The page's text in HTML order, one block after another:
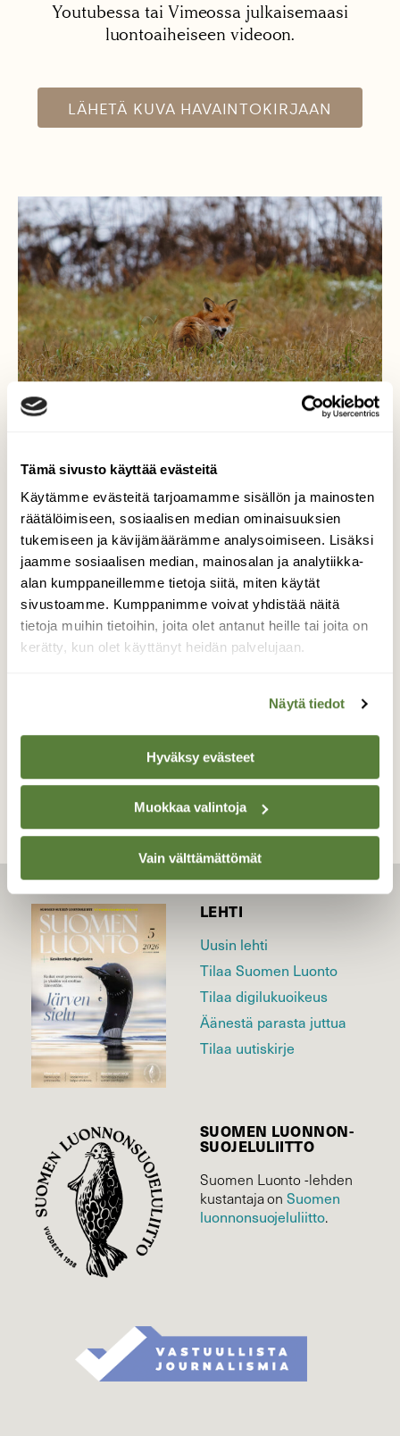
Tämä sivusto käyttää evästeitä
Käytämme evästeitä tarjoamamme sisällön ja mainosten
räätälöimiseen, sosiaalisen median ominaisuuksien
tukemiseen ja kävijämäärämme analysoimiseen. Lisäksi
jaamme sosiaalisen median, mainosalan ja analytiikka-
alan kumppaneillemme tietoja siitä, miten käytät
sivustoamme. Kumppanimme voivat yhdistää näitä
tietoja muihin tietoihin, joita olet antanut heille tai joita on
kerätty, kun olet käyttänyt heidän palvelujaan.
Näytä tiedot
Hyväksy evästeet
Muokkaa valintoja
Vain välttämättömät
Youtubessa tai Vimeossa julkaisemaasi
luontoaiheiseen videoon.
LÄHETÄ KUVA HAVAINTOKIRJAAN
Makoisa myyrä ateriana
Ovela kuin kettu sanotaan... ainakin hauskaa
seurattavaa ovat sen saalistusmenetelmät -
se hiipii, nuuskii, kuuntelee ja hyppelee
hauskasti! Pian palkinto on suussa: mehevä
myyrä marraskuisen pellon heinikosta
napattuna!
LEHTI
Uusin lehti
Tilaa Suomen Luonto
Tilaa digilukuoikeus
Äänestä parasta juttua
Tilaa uutiskirje
SUOMEN LUONNON­
SUOJELU­LIITTO
Suomen Luonto -lehden
kustantaja onSuomen
luonnonsuojelu­liitto.